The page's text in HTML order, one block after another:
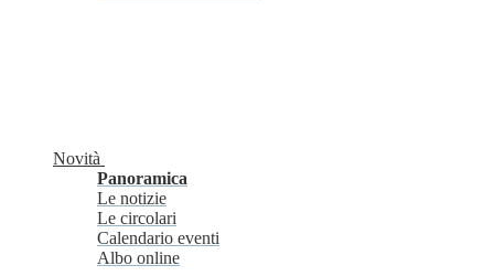
Novità
Panoramica
Le notizie
Le circolari
Calendario eventi
Albo online